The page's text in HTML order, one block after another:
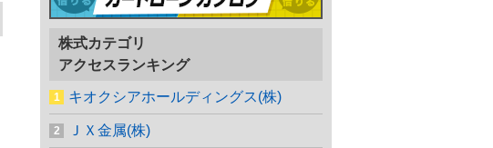
株式カテゴリ
アクセスランキング
キオクシアホールディングス(株)
ＪＸ金属(株)